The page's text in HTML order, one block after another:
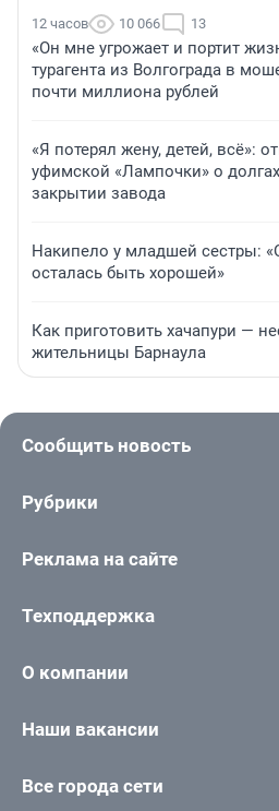
12 часов 10 066 13
«Он мне угрожает и портит
турагента из Волгограда в
почти миллиона рублей
«Я потерял жену, детей, всё»:
уфимской «Лампочки» о
закрытии завода
Накипело у младшей сестры:
осталась быть хорошей»
Как приготовить хачапури —
жительницы Барнаула
Сообщить новость
Рубрики
Реклама на сайте
Техподдержка
О компании
Наши вакансии
Все города сети